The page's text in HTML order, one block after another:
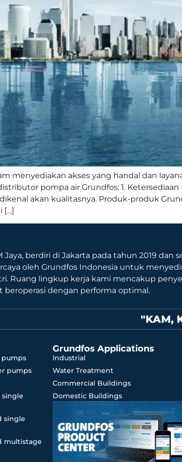
menyediakan akses yang handal dan
pompa air Grundfos: 1.
akan kualitasnya. Produk-produk
[…]
Jaya, berdiri di Jakarta pada tahun 2019 dan
oleh Grundfos Indonesia untuk
Ruang lingkup kerja kami mencakup
beroperasi dengan performa optimal.
"KAM,
pumps
pumps
single
single
multistage
Grundfos Applications
Industrial
Water Treatment
Commercial Buildings
Domestic Buildings